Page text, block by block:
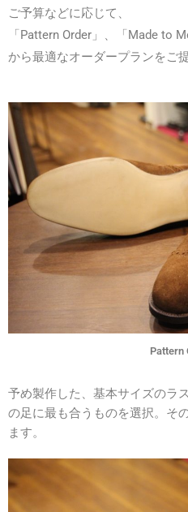
ご予算などに応じて、
「Pattern Order」、「Made to
から最適なオーダープランをご
Pattern
予め製作した、基本サイズのラ
の足に最も合うものを選択。そ
ます。